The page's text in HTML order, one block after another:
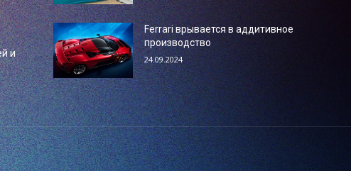
и
Ferrari врывается в аддитивное
производство
24.09.2024